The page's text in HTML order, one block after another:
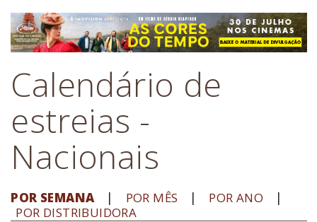
Calendário de
estreias -
Nacionais
POR SEMANA POR MÊS
POR ANO
POR DISTRIBUIDORA